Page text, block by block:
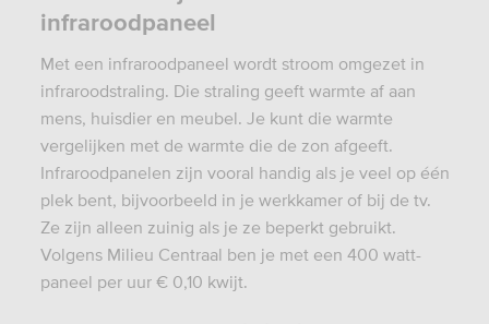
infraroodpaneel
Met een infraroodpaneel wordt stroom omgezet in
infraroodstraling. Die straling geeft warmte af aan
mens, huisdier en meubel. Je kunt die warmte
vergelijken met de warmte die de zon afgeeft.
Infraroodpanelen zijn vooral handig als je veel op één
plek bent, bijvoorbeeld in je werkkamer of bij de tv.
Ze zijn alleen zuinig als je ze beperkt gebruikt.
Volgens Milieu Centraal ben je met een 400 watt-
paneel per uur € 0,10 kwijt.